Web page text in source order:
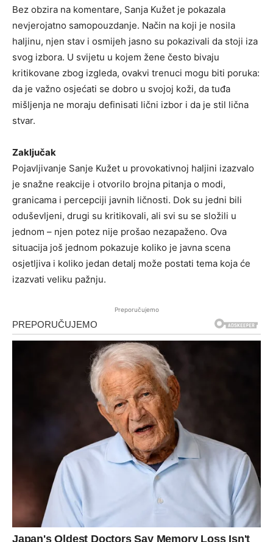
Bez obzira na komentare, Sanja Kužet je pokazala
nevjerojatno samopouzdanje. Način na koji je nosila
haljinu, njen stav i osmijeh jasno su pokazivali da stoji iza
svog izbora. U svijetu u kojem žene često bivaju
kritikovane zbog izgleda, ovakvi trenuci mogu biti poruka:
da je važno osjećati se dobro u svojoj koži, da tuđa
mišljenja ne moraju definisati lični izbor i da je stil lična
stvar.
Zaključak
Pojavljivanje Sanje Kužet u provokativnoj haljini izazvalo
je snažne reakcije i otvorilo brojna pitanja o modi,
granicama i percepciji javnih ličnosti. Dok su jedni bili
oduševljeni, drugi su kritikovali, ali svi su se složili u
jednom – njen potez nije prošao nezapaženo. Ova
situacija još jednom pokazuje koliko je javna scena
osjetljiva i koliko jedan detalj može postati tema koja će
izazvati veliku pažnju.
Preporučujemo